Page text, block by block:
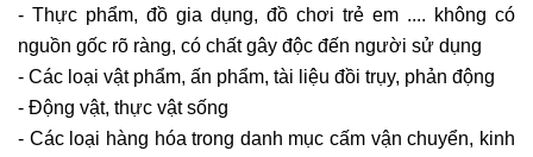
- Thực phẩm, đồ gia dụng, đồ chơi trẻ em .... không có
nguồn gốc rõ ràng, có chất gây độc đến người sử dụng
- Các loại vật phẩm, ấn phẩm, tài liệu đồi trụy, phản động
- Động vật, thực vật sống
- Các loại hàng hóa trong danh mục cấm vận chuyển, kinh